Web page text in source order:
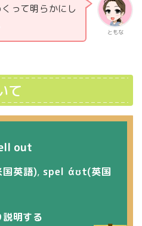
ともな
って明らかにし
て
out
国英語), spel άʊt(英国
明する